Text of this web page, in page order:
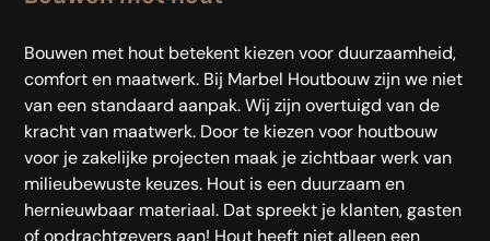
Bouwen met hout betekent kiezen voor duurzaamheid,
comfort en maatwerk. Bij Marbel Houtbouw zijn we niet
van een standaard aanpak. Wij zijn overtuigd van de
kracht van maatwerk. Door te kiezen voor houtbouw
voor je zakelijke projecten maak je zichtbaar werk van
milieubewuste keuzes. Hout is een duurzaam en
hernieuwbaar materiaal. Dat spreekt je klanten, gasten
of opdrachtgevers aan! Hout heeft niet alleen een